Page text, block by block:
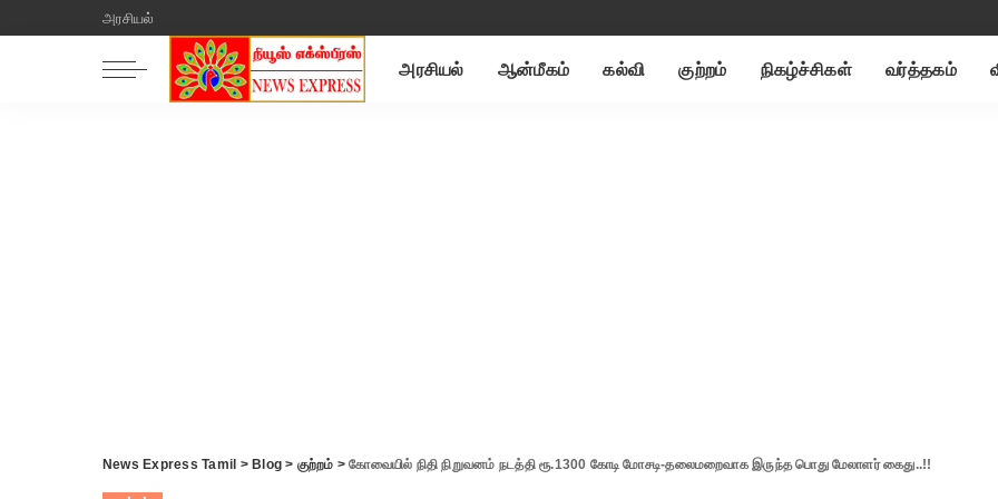
அரசியல்
அரசியல் ஆன்மீகம் கல்வி குற்றம் நிகழ்ச்சிகள் வர்த்தகம்
News Express Tamil > Blog > குற்றம் >கோவையில் நிதி நிறுவனம் நடத்தி ரூ.1300 கோடி மோசடி-தலைமறைவாக இருந்த பொது மேலாளர் கைது..!!